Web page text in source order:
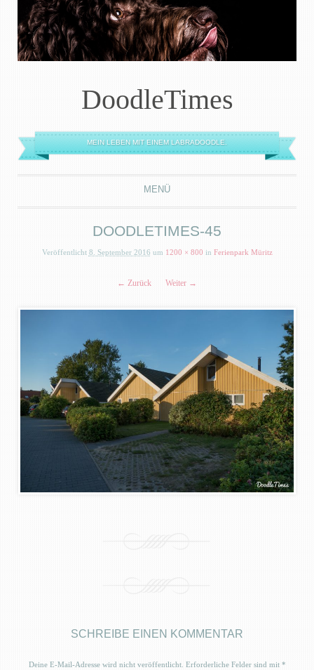
DoodleTimes
MEIN LEBEN MIT EINEM LABRADOODLE.
MENÜ
ZUM INHALT SPRINGEN
DOODLETIMES-45
Veröffentlicht 8. September 2016 um 1200 × 800 in Ferienpark Müritz
← Zurück Weiter →
SCHREIBE EINEN KOMMENTAR
Deine E-Mail-Adresse wird nicht veröffentlicht. Erforderliche Felder sind mit *